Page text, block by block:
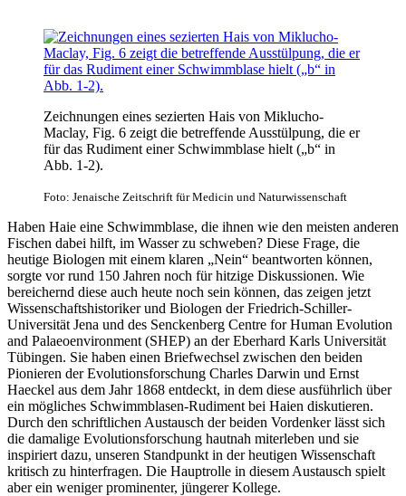
Zeichnungen eines sezierten Hais von Miklucho-
Maclay, Fig. 6 zeigt die betreffende Ausstülpung, die er
für das Rudiment einer Schwimmblase hielt („b“ in
Abb. 1-2).
Foto: Jenaische Zeitschrift für Medicin und Naturwissenschaft
Haben Haie eine Schwimmblase, die ihnen wie den meisten anderen
Fischen dabei hilft, im Wasser zu schweben? Diese Frage, die
heutige Biologen mit einem klaren „Nein“ beantworten können,
sorgte vor rund 150 Jahren noch für hitzige Diskussionen. Wie
bereichernd diese auch heute noch sein können, das zeigen jetzt
Wissenschaftshistoriker und Biologen der Friedrich-Schiller-
Universität Jena und des Senckenberg Centre for Human Evolution
and Palaeoenvironment (SHEP) an der Eberhard Karls Universität
Tübingen. Sie haben einen Briefwechsel zwischen den beiden
Pionieren der Evolutionsforschung Charles Darwin und Ernst
Haeckel aus dem Jahr 1868 entdeckt, in dem diese ausführlich über
ein mögliches Schwimmblasen-Rudiment bei Haien diskutieren.
Durch den schriftlichen Austausch der beiden Vordenker lässt sich
die damalige Evolutionsforschung hautnah miterleben und sie
inspiriert dazu, unseren Standpunkt in der heutigen Wissenschaft
kritisch zu hinterfragen. Die Hauptrolle in diesem Austausch spielt
aber ein weniger prominenter, jüngerer Kollege.